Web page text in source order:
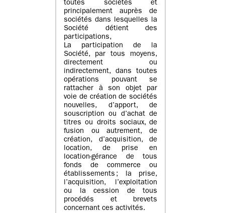
toutes sociétés et
principalement auprès de
sociétés dans lesquelles la
Société détient des
participations,
La participation de la
Société, par tous moyens,
directement ou
indirectement, dans toutes
opérations pouvant se
rattacher à son objet par
voie de création de sociétés
nouvelles, d’apport, de
souscription ou d’achat de
titres ou droits sociaux, de
fusion ou autrement, de
création, d’acquisition, de
location, de prise en
location-gérance de tous
fonds de commerce ou
établissements ; la prise,
l’acquisition, l’exploitation
ou la cession de tous
procédés et brevets
concernant ces activités.